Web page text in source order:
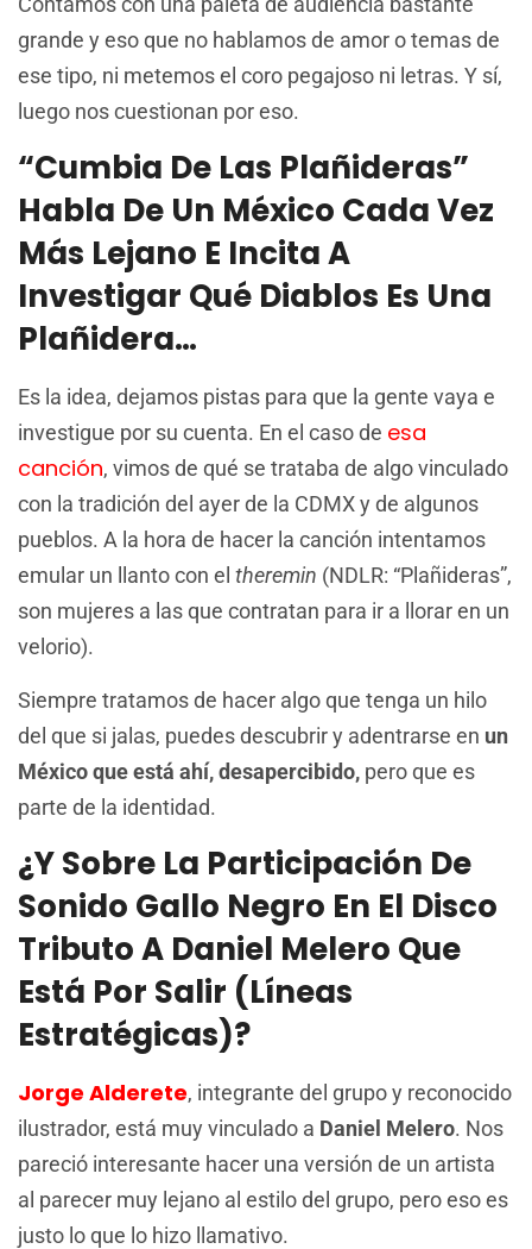
grande y eso que no hablamos de amor o temas de
ese tipo, ni metemos el coro pegajoso ni letras. Y sí,
luego nos cuestionan por eso.
“Cumbia De Las Plañideras”
Habla De Un México Cada Vez
Más Lejano E Incita A
Investigar Qué Diablos Es Una
Plañidera…
Es la idea, dejamos pistas para que la gente vaya e
investigue por su cuenta. En el caso de esa
canción, vimos de qué se trataba de algo vinculado
con la tradición del ayer de la CDMX y de algunos
pueblos. A la hora de hacer la canción intentamos
emular un llanto con el theremin (NDLR: “Plañideras”,
son mujeres a las que contratan para ir a llorar en un
velorio).
Siempre tratamos de hacer algo que tenga un hilo
del que si jalas, puedes descubrir y adentrarse en un
México que está ahí, desapercibido, pero que es
parte de la identidad.
¿Y Sobre La Participación De
Sonido Gallo Negro En El Disco
Tributo A Daniel Melero Que
Está Por Salir (Líneas
Estratégicas)?
Jorge Alderete, integrante del grupo y reconocido
ilustrador, está muy vinculado a Daniel Melero. Nos
pareció interesante hacer una versión de un artista
al parecer muy lejano al estilo del grupo, pero eso es
justo lo que lo hizo llamativo.